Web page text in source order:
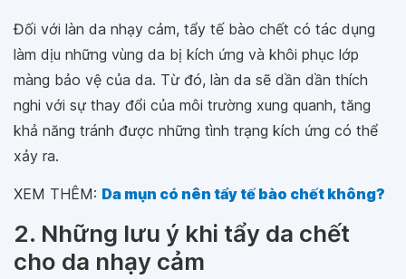
Đối với làn da nhạy cảm, tẩy tế bào chết có tác dụng
làm dịu những vùng da bị kích ứng và khôi phục lớp
màng bảo vệ của da. Từ đó, làn da sẽ dần dần thích
nghi với sự thay đổi của môi trường xung quanh, tăng
khả năng tránh được những tình trạng kích ứng có thể
xảy ra.
XEM THÊM: Da mụn có nên tẩy tế bào chết không?
2. Những lưu ý khi tẩy da chết
cho da nhạy cảm